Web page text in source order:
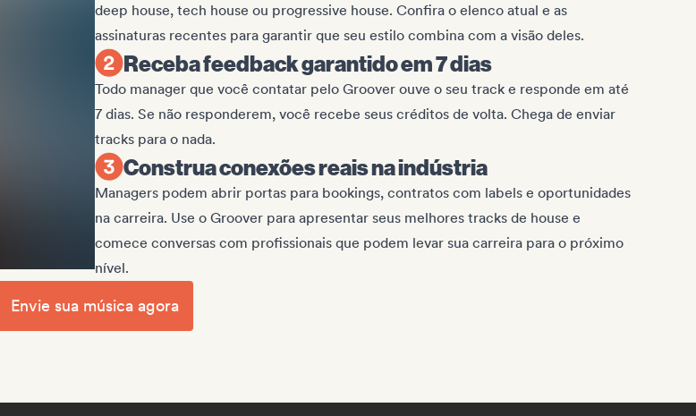
deep house, tech house ou progressive house. Confira o elenco atual e as
assinaturas recentes para garantir que seu estilo combina com a visão deles.
Receba feedback garantido em 7 dias
Todo manager que você contatar pelo Groover ouve o seu track e responde em até
7 dias. Se não responderem, você recebe seus créditos de volta. Chega de enviar
tracks para o nada.
Construa conexões reais na indústria
Managers podem abrir portas para bookings, contratos com labels e oportunidades
na carreira. Use o Groover para apresentar seus melhores tracks de house e
comece conversas com profissionais que podem levar sua carreira para o próximo
nível.
Envie sua música agora